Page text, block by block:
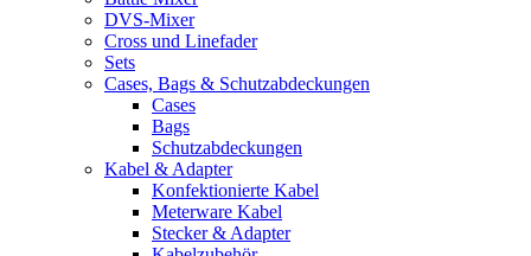
DVS-Mixer
Cross und Linefader
Sets
Cases, Bags & Schutzabdeckungen
Cases
Bags
Schutzabdeckungen
Kabel & Adapter
Konfektionierte Kabel
Meterware Kabel
Stecker & Adapter